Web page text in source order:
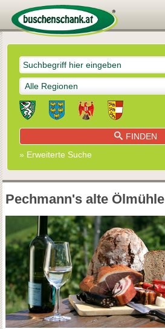
Alle Regionen
FINDEN
» Erweiterte Suche
Pechmann's alte Ölmühle